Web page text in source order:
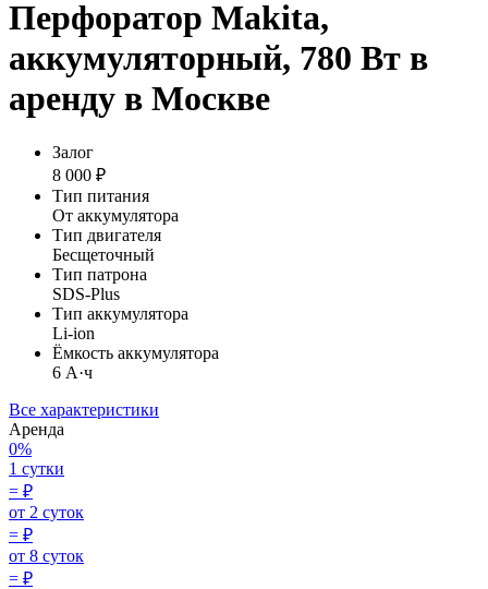
Перфоратор Makita,
аккумуляторный, 780 Вт в
аренду в Москве
Залог
8 000 ₽
Тип питания
От аккумулятора
Тип двигателя
Бесщеточный
Тип патрона
SDS-Plus
Тип аккумулятора
Li-ion
Ёмкость аккумулятора
6 А·ч
Все характеристики
Аренда
0%
1 сутки
= ₽
от 2 суток
= ₽
от 8 суток
= ₽